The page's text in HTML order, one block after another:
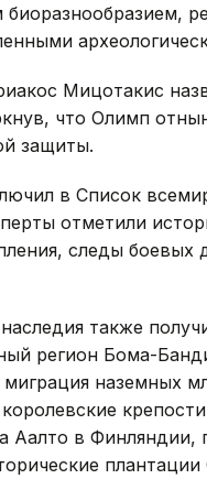
биоразнообразием,
Мицотакис
что Олимп
защиты.
в Список
отметили
следы
также
регион Бома-
наземных
Аалто в Финляндии,